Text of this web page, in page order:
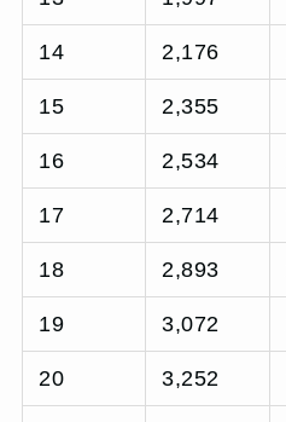
14 2,176
15 2,355
16 2,534
17 2,714
18 2,893
19 3,072
20 3,252